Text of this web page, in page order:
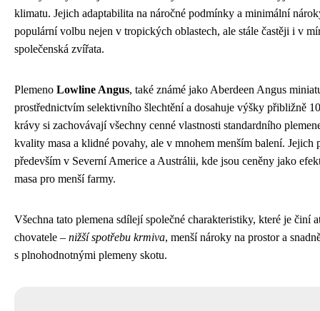
klimatu. Jejich adaptabilita na náročné podmínky a minimální
populární volbu nejen v tropických oblastech, ale stále častěji i v
společenská zvířata.
Plemeno Lowline Angus, také známé jako Aberdeen Angus
prostřednictvím selektivního šlechtění a dosahuje výšky přibližně
krávy si zachovávají všechny cenné vlastnosti standardního
kvality masa a klidné povahy, ale v mnohem menším balení. Jejich
především v Severní Americe a Austrálii, kde jsou ceněny jako
masa pro menší farmy.
Všechna tato plemena sdílejí společné charakteristiky, které je činí
chovatele – nižší spotřebu krmiva, menší nároky na prostor a
s plnohodnotnými plemeny skotu.